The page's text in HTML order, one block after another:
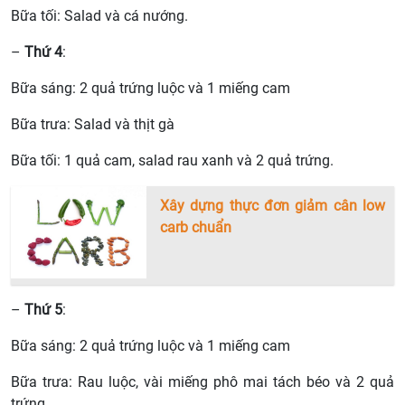
Bữa tối: Salad và cá nướng.
– Thứ 4:
Bữa sáng: 2 quả trứng luộc và 1 miếng cam
Bữa trưa: Salad và thịt gà
Bữa tối: 1 quả cam, salad rau xanh và 2 quả trứng.
Xây dựng thực đơn giảm cân low
carb chuẩn
– Thứ 5:
Bữa sáng: 2 quả trứng luộc và 1 miếng cam
Bữa trưa: Rau luộc, vài miếng phô mai tách béo và 2 quả